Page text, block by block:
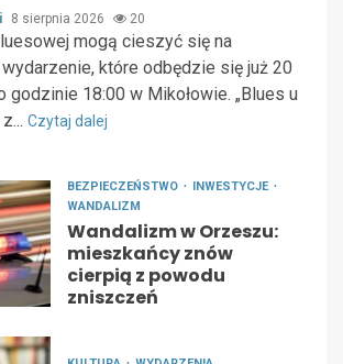
8 sierpnia 2026 20
mogą cieszyć się na
które odbędzie się już 20
godzinie 18:00 w Mikołowie. „Blues u
Czytaj dalej
BEZPIECZEŃSTWO
INWESTYCJE
WANDALIZM
Wandalizm w Orzeszu:
mieszkańcy znów
cierpią z powodu
zniszczeń